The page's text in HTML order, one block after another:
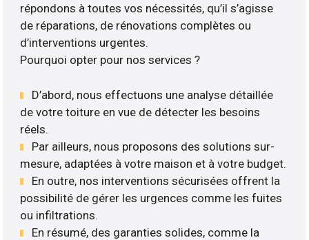
répondons à toutes vos nécessités, qu’il s’agisse
de réparations, de rénovations complètes ou
d’interventions urgentes.
Pourquoi opter pour nos services ?
D’abord, nous effectuons une analyse détaillée
de votre toiture en vue de détecter les besoins
réels.
Par ailleurs, nous proposons des solutions sur-
mesure, adaptées à votre maison et à votre budget.
En outre, nos interventions sécurisées offrent la
possibilité de gérer les urgences comme les fuites
ou infiltrations.
En résumé, des garanties solides, comme la